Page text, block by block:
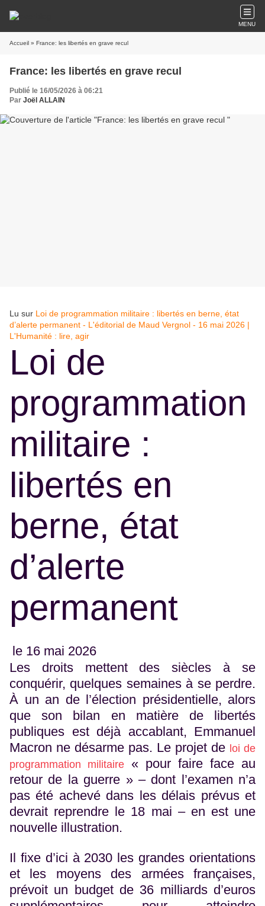
MENU
Accueil » France: les libertés en grave recul
France: les libertés en grave recul
Publié le 16/05/2026 à 06:21
Par Joël ALLAIN
Lu sur Loi de programmation militaire : libertés en berne, état
d’alerte permanent - L'éditorial de Maud Vergnol - 16 mai 2026 |
L'Humanité : lire, agir
Loi de
programmation
militaire :
libertés en
berne, état
d’alerte
permanent
le 16 mai 2026
Les droits mettent des siècles à se
conquérir, quelques semaines à se perdre.
À un an de l’élection présidentielle, alors
que son bilan en matière de libertés
publiques est déjà accablant, Emmanuel
Macron ne désarme pas. Le projet de loi de
programmation militaire
« pour faire face au
retour de la guerre » – dont l’examen n’a
pas été achevé dans les délais prévus et
devrait reprendre le 18 mai – en est une
nouvelle illustration.
Il fixe d’ici à 2030 les grandes orientations
et les moyens des armées françaises,
prévoit un budget de 36 milliards d’euros